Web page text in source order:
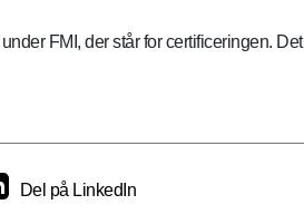
FMI, der står for certificeringen.
Del på LinkedIn